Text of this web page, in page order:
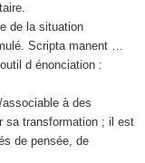
de la situation
Scripta manent …
d énonciation :
à des
sa transformation ; il est
de pensée, de